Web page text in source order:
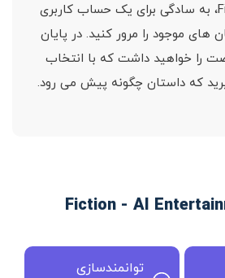
برای استفاده از Fiction، به سادگی برای یک حساب کاربری
های موجود را مرور کنید. در پایان
را خواهید داشت که با انتخاب
که داستان چگونه پیش می رود.
توانمندسازی